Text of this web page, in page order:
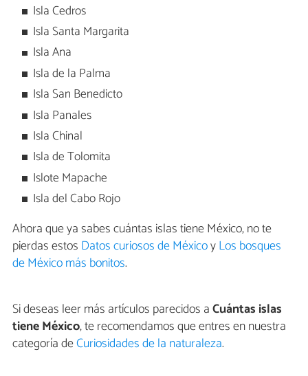
Isla Cedros
Isla Santa Margarita
Isla Ana
Isla de la Palma
Isla San Benedicto
Isla Panales
Isla Chinal
Isla de Tolomita
Islote Mapache
Isla del Cabo Rojo
Ahora que ya sabes cuántas islas tiene México, no te
pierdas estos Datos curiosos de MéxicoyLos bosques
de México más bonitos.
Si deseas leer más artículos parecidos aCuántas islas
tiene México, te recomendamos que entres en nuestra
categoría deCuriosidades de la naturaleza.